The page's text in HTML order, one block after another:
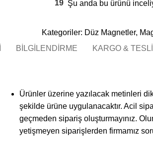
19 Şu anda bu ürünü
Kategoriler: Düz Magnetler,
BILGILENDIRME
KARGO &
Ürünler üzerine yazılacak metinleri
şekilde ürüne uygulanacaktır. Acil
geçmeden sipariş oluşturmayınız.
yetişmeyen siparişlerden firmamız